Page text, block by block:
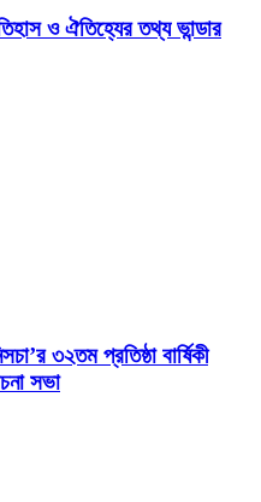
ও ঐতিহ্যের তথ্য ভান্ডার
৩২তম প্রতিষ্ঠা বার্ষিকী
সভা